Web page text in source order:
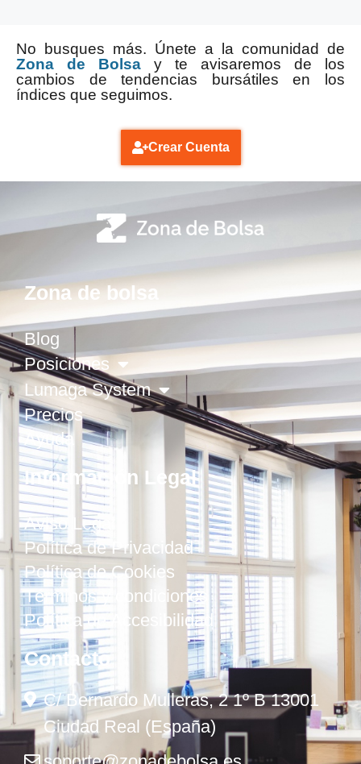
No busques más. Únete a la comunidad de
Zona de Bolsa y te avisaremos de los
cambios de tendencias bursátiles en los
índices que seguimos.
Crear Cuenta
Zona de bolsa
Blog
Posiciones
Lumaga System
Precios
Ayuda
Información Legal
Aviso Legal
Política de Privacidad
Política de Cookies
Términos y condiciones
Política de Accesibilidad
Contacto
C/ Bernardo Mulleras, 2 1º B 13001
Ciudad Real (España)